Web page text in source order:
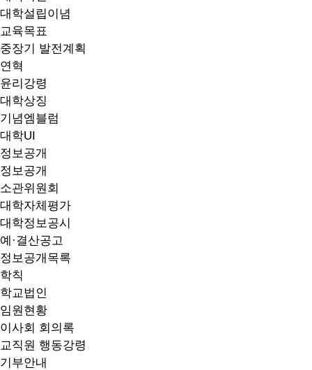
대학설립이념
교육목표
중장기 발전계획
연혁
윤리강령
대학상징
기념엠블럼
대학UI
정보공개
정보공개
소관위원회
대학자체평가
대학정보공시
예·결산공고
정보공개목록
학칙
학교법인
임원현황
이사회 회의록
교직원 행동강령
기부안내